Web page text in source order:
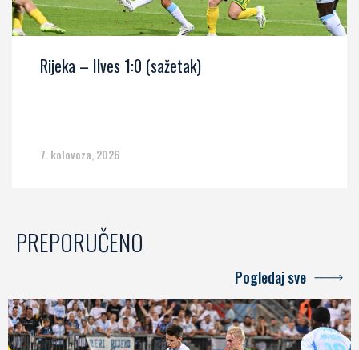
Rijeka – Ilves 1:0 (sažetak)
7. kolovoza, 2026
PREPORUČENO
Pogledaj sve